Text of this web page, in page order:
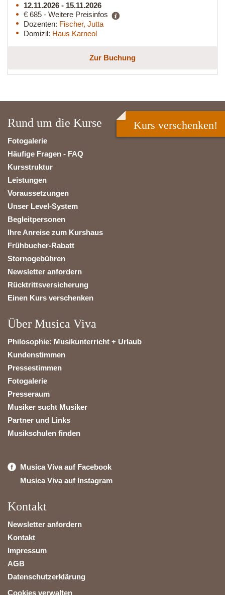
12.11.2026 - 15.11.2026
€ 685 - Weitere Preisinfos
Dozenten: Fischer, Jutta
Domizil: Haus Karneol
Zur Buchung
Rund um die Kurse
Fotogalerie
Häufige Fragen - FAQ
Kursstruktur
Leistungen
Voraussetzungen
Unser Level-System
Begleitpersonen
Ihre Anreise zum Kurshaus
Frühbucher-Rabatt
Stornogebühren
Newsletter anfordern
Rücktrittsversicherung
Einen Kurs verschenken
Über Musica Viva
Philosophie: Musikunterricht + Urlaub
Kundenstimmen
Pressestimmen
Fotogalerie
Presseraum
Musiker sucht Musiker
Partner und Links
Musikschulen finden
Musica Viva auf Facebook
Musica Viva auf Instagram
Kontakt
Newsletter anfordern
Kontakt
Impressum
AGB
Datenschutzerklärung
Cookies verwalten
Kurs verschenken!